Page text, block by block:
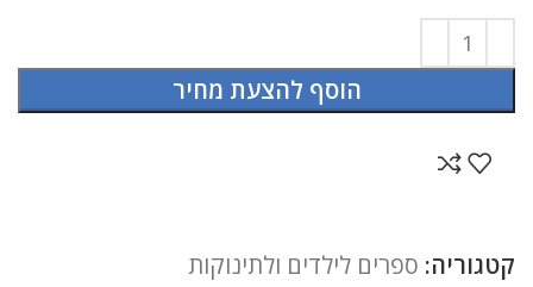
הוסף להצעת מחיר
קטגוריה: ספרים לילדים ולתינוקות